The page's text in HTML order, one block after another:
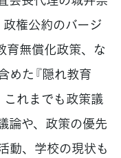
権公約のバージ
育無償化政策、な
めた『隠れ教育
これまでも政策議
論や、政策の優先
動、学校の現状も